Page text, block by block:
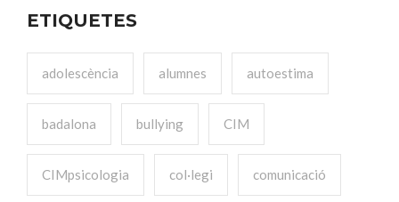
ETIQUETES
adolescència alumnes autoestima
badalona bullying CIM
CIMpsicologia col·legi comunicació